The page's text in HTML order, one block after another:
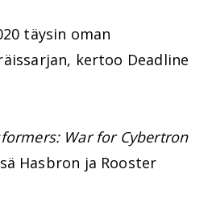
täysin oman
kertoo Deadline
War for Cybertron
Hasbron ja Rooster